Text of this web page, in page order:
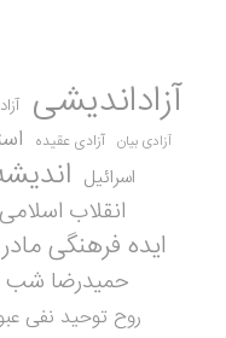
آزاداندیشی
آزادی بیان آزادی عقیده
اسرائیل
انقلاب اسلامی
ایده فرهنگی مادر
حمیدرضا شب
روح توحید نفی